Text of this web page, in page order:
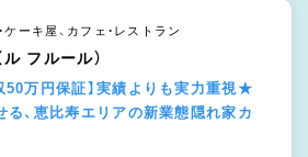
ケーキ屋、カフェ・レストラン
ル フルール）
50万円保証】実績よりも実力重視★
、恵比寿エリアの新業態隠れ家カ